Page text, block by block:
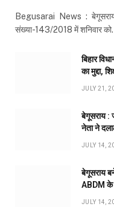
Begusarai News : बेगूसराय
संख्या-143/2018 में शनिवार
बिहार
का मुद्दा,
JULY 21,
बेगूसराय :
नेता ने
JULY 14,
बेगूसराय
ABDM के
JULY 14,